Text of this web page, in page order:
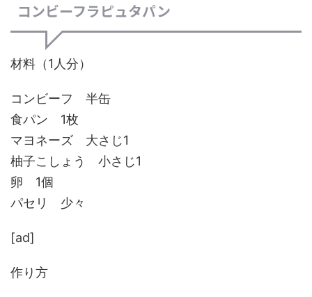
コンビーフラピュタパン
材料（1人分）
コンビーフ 半缶
食パン 1枚
マヨネーズ 大さじ1
柚子こしょう 小さじ1
卵 1個
パセリ 少々
[ad]
作り方